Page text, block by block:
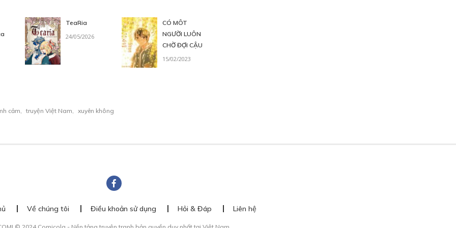
TeaRia
24/05/2026
CÓ MÔT
NGƯỜI LUÔN
CHỜ ĐỢI CẬU
15/02/2023
cảm truyện Việt Nam xuyên không
Về chúng tôi Điều khoản sử dụng Hỏi & Đáp Liên hệ